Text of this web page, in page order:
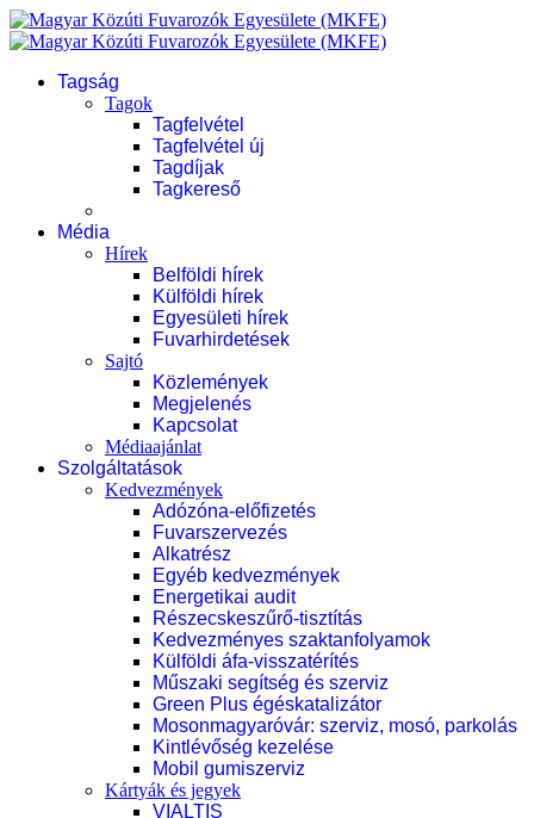
Tagság
Tagok
Tagfelvétel
Tagfelvétel új
Tagdíjak
Tagkereső
Média
Hírek
Belföldi hírek
Külföldi hírek
Egyesületi hírek
Fuvarhirdetések
Sajtó
Közlemények
Megjelenés
Kapcsolat
Médiaajánlat
Szolgáltatások
Kedvezmények
Adózóna-előfizetés
Fuvarszervezés
Alkatrész
Egyéb kedvezmények
Energetikai audit
Részecskeszűrő-tisztítás
Kedvezményes szaktanfolyamok
Külföldi áfa-visszatérítés
Műszaki segítség és szerviz
Green Plus égéskatalizátor
Mosonmagyaróvár: szerviz, mosó, parkolás
Kintlévőség kezelése
Mobil gumiszerviz
Kártyák és jegyek
VIALTIS